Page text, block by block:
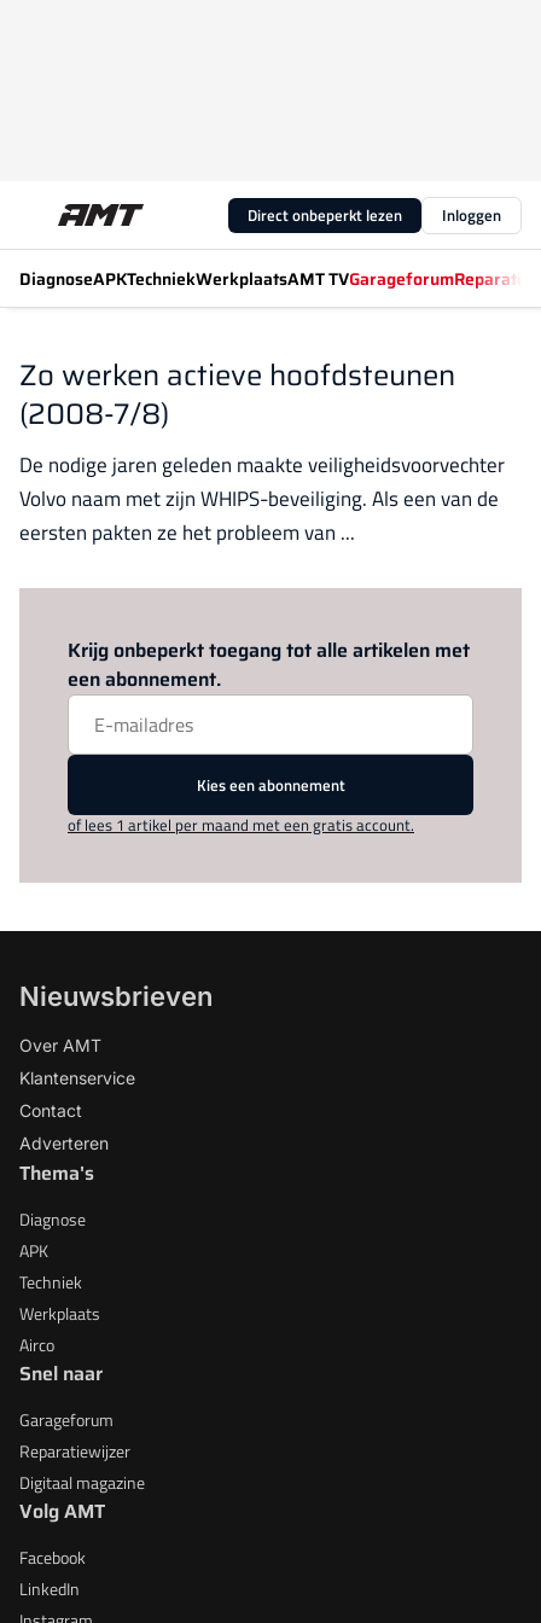
Direct onbeperkt lezen Inloggen
DiagnoseAPKTechniekWerkplaatsAMT TVGarageforum
Zo werken actieve hoofdsteunen
(2008-7/8)
De nodige jaren geleden maakte veiligheidsvoorvechter
Volvo naam met zijn WHIPS-beveiliging. Als een van de
eersten pakten ze het probleem van ...
Krijg onbeperkt toegang tot alle artikelen met
een abonnement.
Kies een abonnement
of lees 1 artikel per maand met een gratis account.
Nieuwsbrieven
Over AMT
Klantenservice
Contact
Adverteren
Thema's
Diagnose
APK
Techniek
Werkplaats
Airco
Snel naar
Garageforum
Reparatiewijzer
Digitaal magazine
Volg AMT
Facebook
LinkedIn